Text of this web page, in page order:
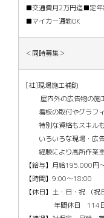
■交通費月2万円迄■定年
■マイカー通勤OK
＜同時募集＞
[社]現場施工補助
屋内外の広告物の施工
看板の取付やグラフィ
特別な資格もスキルも
いろいろな現場・広告
経験により高所作業車
【給与】月給195,000円
【時間】9:00～18:00
【休日】土・日・祝 （
年間休日 114